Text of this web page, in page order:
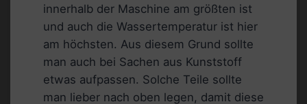
innerhalb der Maschine am größten ist
und auch die Wassertemperatur ist hier
am höchsten. Aus diesem Grund sollte
man auch bei Sachen aus Kunststoff
etwas aufpassen. Solche Teile sollte
man lieber nach oben legen, damit diese